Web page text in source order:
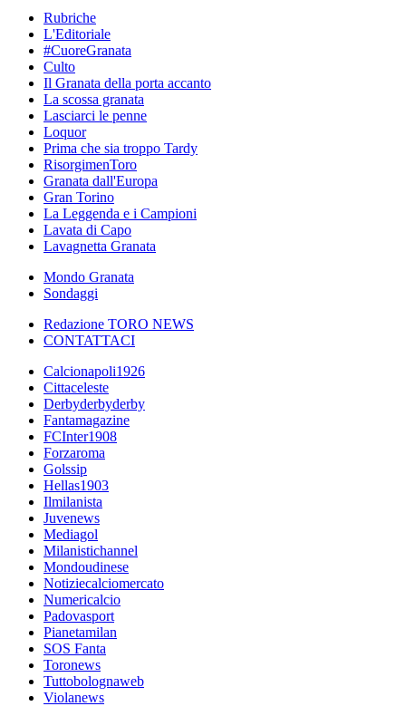
Rubriche
L'Editoriale
#CuoreGranata
Culto
Il Granata della porta accanto
La scossa granata
Lasciarci le penne
Loquor
Prima che sia troppo Tardy
RisorgimenToro
Granata dall'Europa
Gran Torino
La Leggenda e i Campioni
Lavata di Capo
Lavagnetta Granata
Mondo Granata
Sondaggi
Redazione TORO NEWS
CONTATTACI
Calcionapoli1926
Cittaceleste
Derbyderbyderby
Fantamagazine
FCInter1908
Forzaroma
Golssip
Hellas1903
Ilmilanista
Juvenews
Mediagol
Milanistichannel
Mondoudinese
Notiziecalciomercato
Numericalcio
Padovasport
Pianetamilan
SOS Fanta
Toronews
Tuttobolognaweb
Violanews